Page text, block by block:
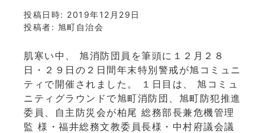
投稿日時: 2019年12月29日
投稿者: 旭町自治会
肌寒い中、 旭消防団員を筆頭に１２月２８
日・２９日の２日間年末特別警戒が旭コミュニ
ティで開催されました。 １日目は、 旭コミュ
ニティグラウンドで旭町消防団、旭町防犯推進
委員、自主防災会が柏尾 総務部長兼危機管理
監 様・福井総務文教委員長様・中村府議会議